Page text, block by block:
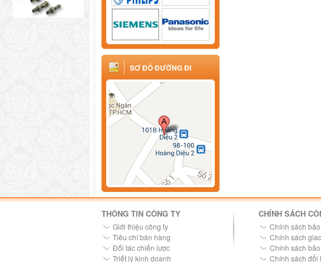
SƠ ĐỒ ĐƯỜNG ĐI
THÔNG TIN CÔNG TY
Giới thiệu công ty
Tiêu chí bán hàng
Đối tác chiến lược
Triết lý kinh doanh
CHÍNH SÁCH
Chính sách
Chính sách
Chính sách
Chính sách đổi